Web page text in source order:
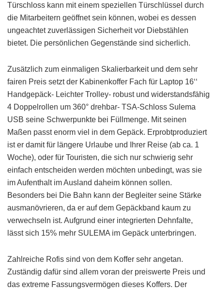
Türschloss kann mit einem speziellen Türschlüssel durch
die Mitarbeitern geöffnet sein können, wobei es dessen
ungeachtet zuverlässigen Sicherheit vor Diebstählen
bietet. Die persönlichen Gegenstände sind sicherlich.
Zusätzlich zum einmaligen Skalierbarkeit und dem sehr
fairen Preis setzt der Kabinenkoffer Fach für Laptop 16‘‘
Handgepäck- Leichter Trolley- robust und widerstandsfähig
4 Doppelrollen um 360° drehbar- TSA-Schloss Sulema
USB seine Schwerpunkte bei Füllmenge. Mit seinen
Maßen passt enorm viel in dem Gepäck. Erprobtproduziert
ist er damit für längere Urlaube und Ihrer Reise (ab ca. 1
Woche), oder für Touristen, die sich nur schwierig sehr
einfach entscheiden werden möchten unbedingt, was sie
im Aufenthalt im Ausland daheim können sollen.
Besonders bei Die Bahn kann der Begleiter seine Stärke
ausmanövrieren, da er auf dem Gepäckband kaum zu
verwechseln ist. Aufgrund einer integrierten Dehnfalte,
lässt sich 15% mehr SULEMA im Gepäck unterbringen.
Zahlreiche Rofis sind von dem Koffer sehr angetan.
Zuständig dafür sind allem voran der preiswerte Preis und
das extreme Fassungsvermögen dieses Koffers. Der